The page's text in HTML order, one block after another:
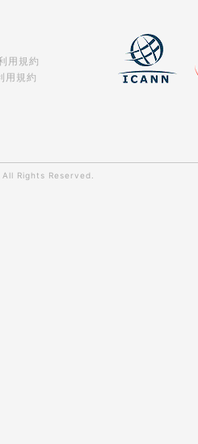
用規約
用規約
All Rights Reserved.